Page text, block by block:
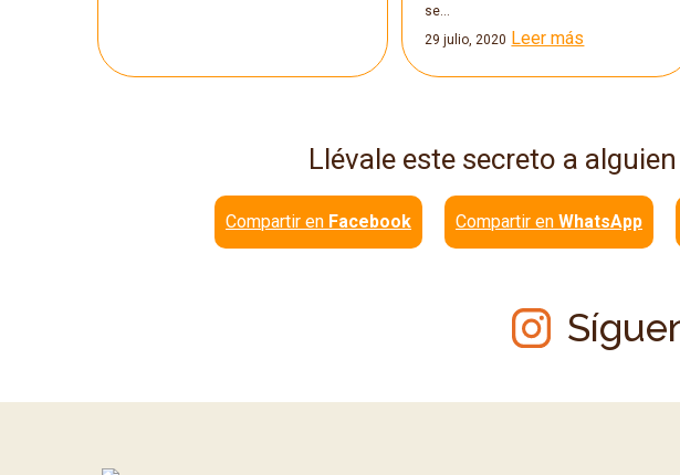
se…
29 julio, 2020 Leer más
Llévale este secreto a
Compartir en Facebook Compartir enWhatsApp